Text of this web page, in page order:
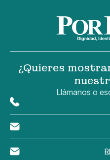
¿Quieres
Llámanos o